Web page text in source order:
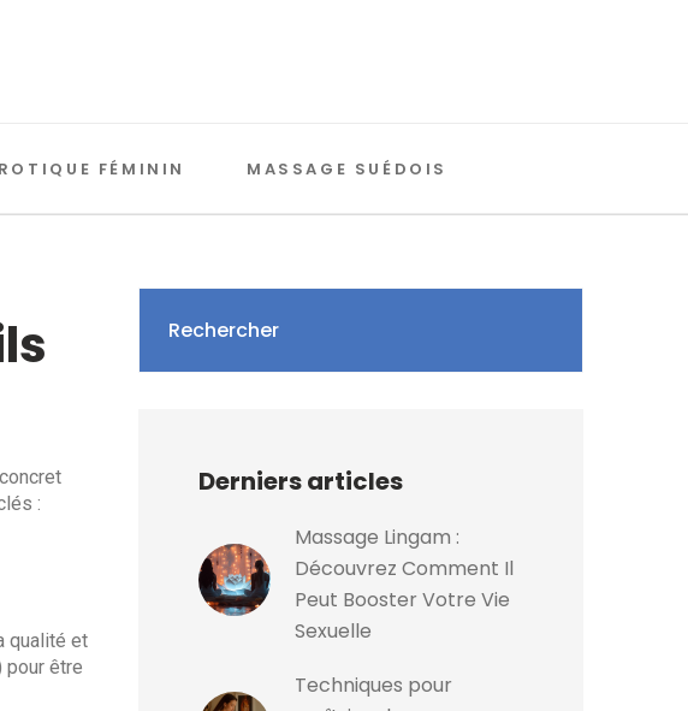
FÉMININ MASSAGE SUÉDOIS
:
qualité et
pour être
Rechercher
Derniers articles
Massage Lingam :
Découvrez Comment Il
Peut Booster Votre Vie
Sexuelle
Techniques pour